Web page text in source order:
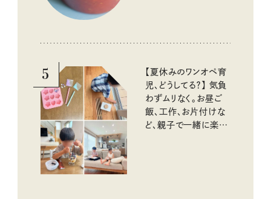
5
【夏休みのワンオペ育
児、どうしてる？】 気負
わずムリなく。お昼ご
飯、工作、お片付けな
ど、親子で一緒に楽し